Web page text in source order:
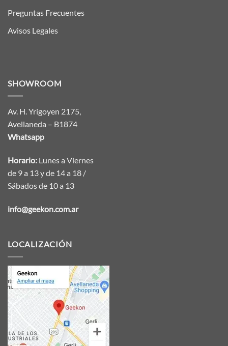
Preguntas Frecuentes
Avisos Legales
SHOWROOM
Av. H. Yrigoyen 2175,
Avellaneda – B1874
Whatsapp
Horario: Lunes a Viernes
de 9 a 13 y de 14 a 18 /
Sábados de 10 a 13
info@geekon.com.ar
LOCALIZACIÓN